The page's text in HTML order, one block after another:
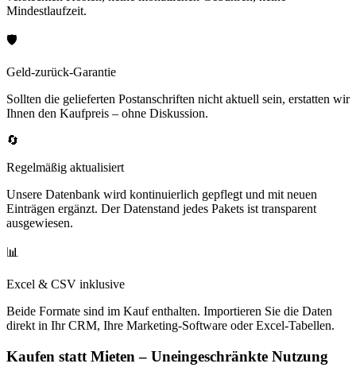
Mindestlaufzeit.
🛡️
Geld-zurück-Garantie
Sollten die gelieferten Postanschriften nicht aktuell sein, erstatten wir
Ihnen den Kaufpreis – ohne Diskussion.
🔄
Regelmäßig aktualisiert
Unsere Datenbank wird kontinuierlich gepflegt und mit neuen
Einträgen ergänzt. Der Datenstand jedes Pakets ist transparent
ausgewiesen.
📊
Excel & CSV inklusive
Beide Formate sind im Kauf enthalten. Importieren Sie die Daten
direkt in Ihr CRM, Ihre Marketing-Software oder Excel-Tabellen.
Kaufen statt Mieten – Uneingeschränkte Nutzung